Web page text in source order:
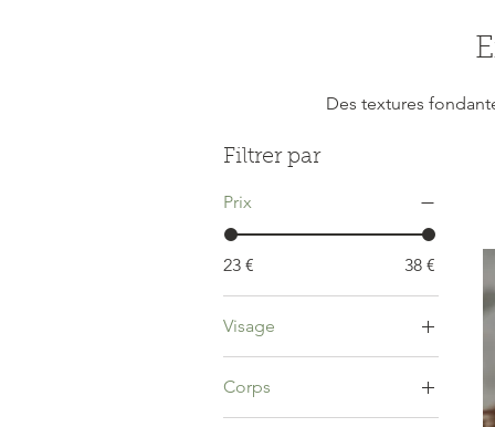
Des textures
Filtrer par
Prix
23 € 38 €
Visage
Corps